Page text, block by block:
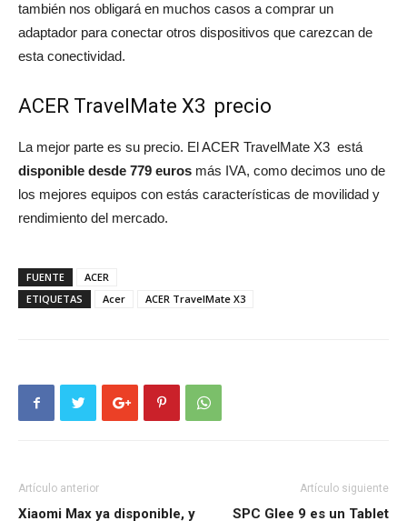
también nos obligará en muchos casos a comprar un
adaptador para conectar otros dispositivos que carezcan de
esta conectividad.
ACER TravelMate X3 precio
La mejor parte es su precio. El ACER TravelMate X3 está
disponible desde 779 euros más IVA, como decimos uno de
los mejores equipos con estás características de movilidad y
rendimiento del mercado.
FUENTE
ACER
ETIQUETAS
Acer ACER TravelMate X3
Artículo anterior
Xiaomi Max ya disponible, y
Artículo siguiente
SPC Glee 9 es un Tablet